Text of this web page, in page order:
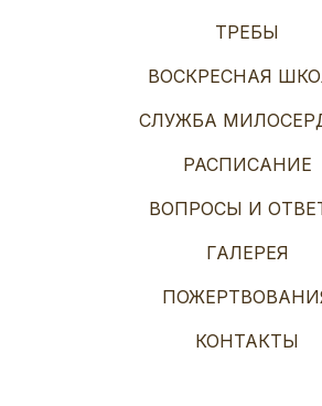
ТРЕБЫ
ВОСКРЕСНАЯ
СЛУЖБА
РАСПИСАНИЕ
ВОПРОСЫ И
ГАЛЕРЕЯ
КОНТАКТЫ